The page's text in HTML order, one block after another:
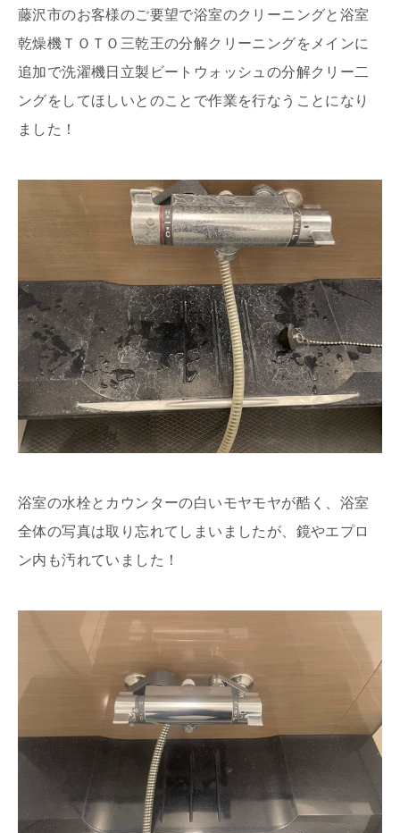
藤沢市のお客様のご要望で浴室のクリーニングと浴室
乾燥機ＴＯＴＯ三乾王の分解クリーニングをメインに
追加で洗濯機日立製ビートウォッシュの分解クリー二
ングをしてほしいとのことで作業を行なうことになり
ました！
浴室の水栓とカウンターの白いモヤモヤが酷く、浴室
全体の写真は取り忘れてしまいましたが、鏡やエプロ
ン内も汚れていました！